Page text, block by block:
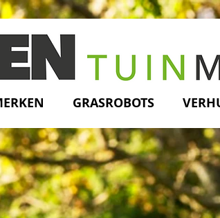
GRASROBOTS